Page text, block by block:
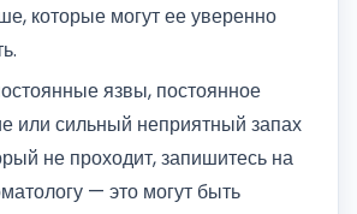
которые могут ее уверенно
язвы, постоянное
или сильный неприятный запах
не проходит, запишитесь на
— это могут быть